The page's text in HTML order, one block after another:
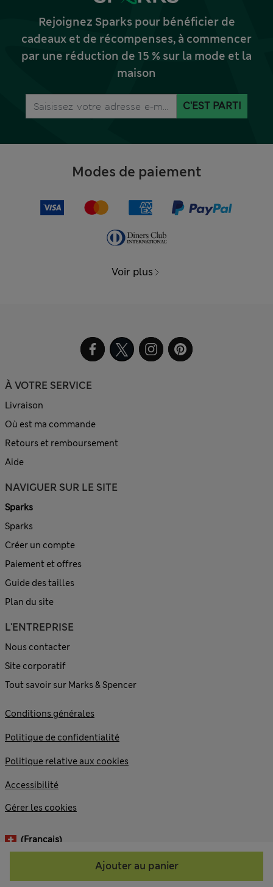
Ajouter au panier
Rejoignez Sparks pour bénéficier de
cadeaux et de récompenses, à commencer
par une réduction de 15 % sur la mode et la
maison
C'EST PARTI
Modes de paiement
Voir plus
À VOTRE SERVICE
Livraison
Où est ma commande
Retours et remboursement
Aide
NAVIGUER SUR LE SITE
Sparks
Sparks
Créer un compte
Paiement et offres
Guide des tailles
Plan du site
L'ENTREPRISE
Nous contacter
Site corporatif
Tout savoir sur Marks & Spencer
© 2026 Marks and Spencer plc
Conditions générales
Politique de confidentialité
Politique relative aux cookies
Accessibilité
Gérer les cookies
(français)